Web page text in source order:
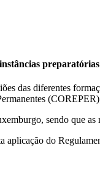
preparatórias
das diferentes
sendo que
aplicação do